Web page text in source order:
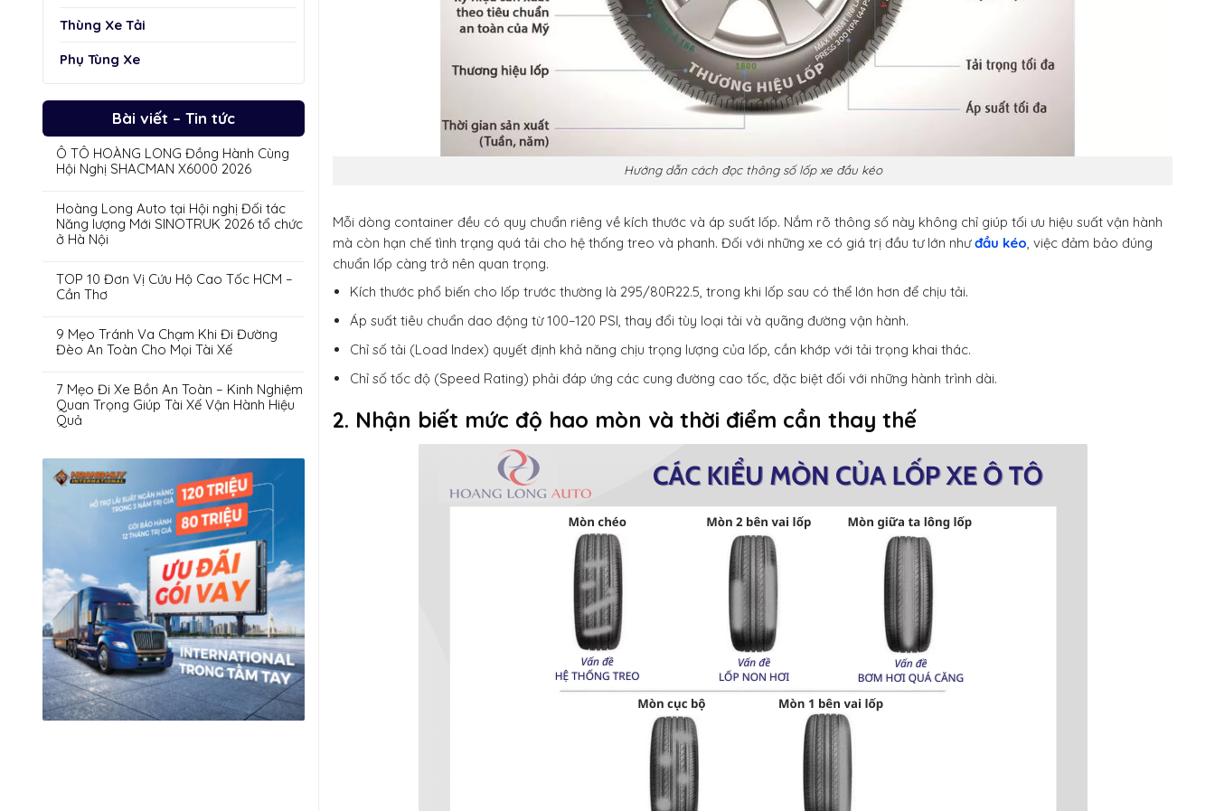
Thùng Xe Tải
Phụ Tùng Xe
Bài viết – Tin tức
Ô TÔ HOÀNG LONG Đồng Hành Cùng
Hội Nghị SHACMAN X6000 2026
Hoàng Long Auto tại Hội nghị Đối tác
Năng lượng Mới SINOTRUK 2026 tổ chức
ở Hà Nội
TOP 10 Đơn Vị Cứu Hộ Cao Tốc HCM –
Cần Thơ
9 Mẹo Tránh Va Chạm Khi Đi Đường
Đèo An Toàn Cho Mọi Tài Xế
7 Mẹo Đi Xe Bồn An Toàn – Kinh Nghiệm
Quan Trọng Giúp Tài Xế Vận Hành Hiệu
Quả
Hướng dẫn cách đọc thông số lốp xe đầu kéo
Mỗi dòng container đều có quy chuẩn riêng về kích thước và áp suất lốp. Nắm rõ thông số này không chỉ giúp tối ưu hiệu suất vận hành
mà còn hạn chế tình trạng quá tải cho hệ thống treo và phanh. Đối với những xe có giá trị đầu tư lớn nhưđầu kéo, việc đảm bảo đúng
chuẩn lốp càng trở nên quan trọng.
Kích thước phổ biến cho lốp trước thường là 295/80R22.5, trong khi lốp sau có thể lớn hơn để chịu tải.
Áp suất tiêu chuẩn dao động từ 100–120 PSI, thay đổi tùy loại tải và quãng đường vận hành.
Chỉ số tải (Load Index) quyết định khả năng chịu trọng lượng của lốp, cần khớp với tải trọng khai thác.
Chỉ số tốc độ (Speed Rating) phải đáp ứng các cung đường cao tốc, đặc biệt đối với những hành trình dài.
2. Nhận biết mức độ hao mòn và thời điểm cần thay thế